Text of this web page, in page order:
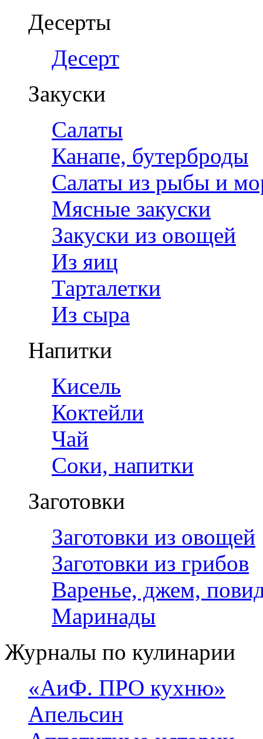
Десерты
Десерт
Закуски
Салаты
Канапе, бутерброды
Салаты из рыбы и
Мясные закуски
Закуски из овощей
Из яиц
Тарталетки
Из сыра
Напитки
Кисель
Коктейли
Чай
Соки, напитки
Заготовки
Заготовки из овощей
Заготовки из грибов
Варенье, джем,
Маринады
Журналы по кулинарии
«АиФ. ПРО кухню»
Апельсин